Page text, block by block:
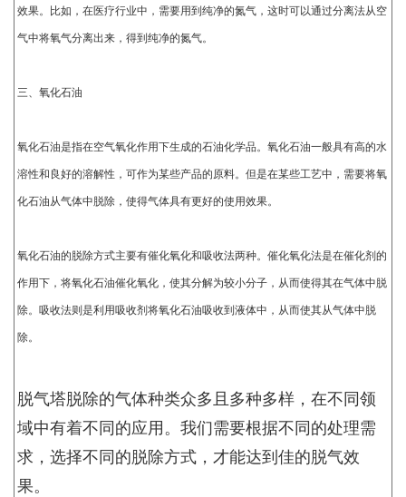
效果。比如，在医疗行业中，需要用到纯净的氮气，这时可以通过分离法从空
气中将氧气分离出来，得到纯净的氮气。
三、氧化石油
氧化石油是指在空气氧化作用下生成的石油化学品。氧化石油一般具有高的水
溶性和良好的溶解性，可作为某些产品的原料。但是在某些工艺中，需要将氧
化石油从气体中脱除，使得气体具有更好的使用效果。
氧化石油的脱除方式主要有催化氧化和吸收法两种。催化氧化法是在催化剂的
作用下，将氧化石油催化氧化，使其分解为较小分子，从而使得其在气体中脱
除。吸收法则是利用吸收剂将氧化石油吸收到液体中，从而使其从气体中脱
除。
脱气塔脱除的气体种类众多且多种多样，在不同领
域中有着不同的应用。我们需要根据不同的处理需
求，选择不同的脱除方式，才能达到佳的脱气效
果。